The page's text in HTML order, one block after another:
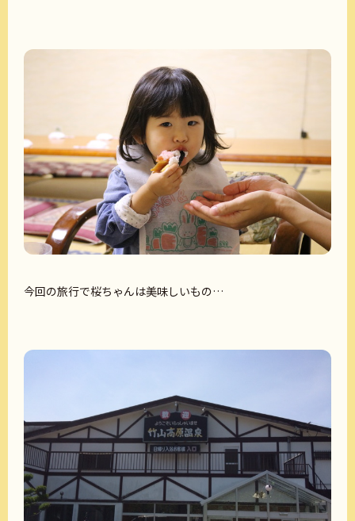
今回の旅行で桜ちゃんは美味しいもの…